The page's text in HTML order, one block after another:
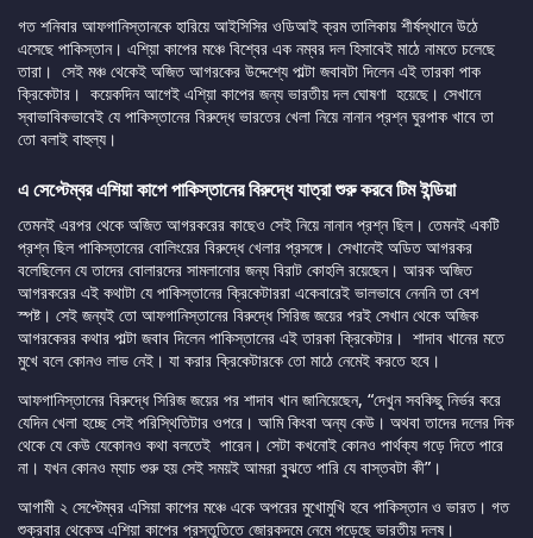
গত শনিবার আফগানিস্তানকে হারিয়ে আইসিসির ওডিআই ক্রম তালিকায় শীর্ষস্থানে উঠে
এসেছে পাকিস্তান। এশি্য়া কাপের মঞ্চে বিশ্বের এক নম্বর দল হিসাবেই মাঠে নামতে চলেছে
তারা। সেই মঞ্চ থেকেই অজিত আগরকের উদ্দেশ্যে পাল্টা জবাবটা দিলেন এই তারকা পাক
ক্রিকেটার। কয়েকদিন আগেই এশি্য়া কাপের জন্য ভারতীয় দল ঘোষণা হয়েছে। সেখানে
স্বাভাবিকভাবেই যে পাকিস্তানের বিরুদ্ধে ভারতের খেলা নিয়ে নানান প্রশ্ন ঘুরপাক খাবে তা
তো বলাই বাহুল্য।
এ সেপ্টেম্বর এশিয়া কাপে পাকিস্তানের বিরুদ্ধে যাত্রা শুরু করবে টিম ইন্ডিয়া
তেমনই এরপর থেকে অজিত আগরকরের কাছেও সেই নিয়ে নানান প্রশ্ন ছিল। তেমনই একটি
প্রশ্ন ছিল পাকিস্তানের বোলিংয়ের বিরুদ্ধে খেলার প্রসঙ্গে। সেখানেই অডিত আগরকর
বলেছিলেন যে তাদের বোলারদের সামলানোর জন্য বিরাট কোহলি রয়েছেন। আরক অজিত
আগরকরের এই কথাটা যে পাকিস্তানের ক্রিকেটাররা একেবারেই ভালভাবে নেননি তা বেশ
স্পষ্ট। সেই জন্যই তো আফগানিস্তানের বিরুদ্ধে সিরিজ জয়ের পরই সেখান থেকে অজিক
আগরকেরর কথার পাল্টা জবাব দিলেন পাকিস্তানের এই তারকা ক্রিকেটার। শাদাব খানের মতে
মুখে বলে কোনও লাভ নেই। যা করার ক্রিকেটারকে তো মাঠে নেমেই করতে হবে।
আফগানিস্তানের বিরুদ্ধে সিরিজ জয়ের পর শাদাব খান জানিয়েছেন, “দেখুন সবকিছু নির্ভর করে
যেদিন খেলা হচ্ছে সেই পরিস্থিতিটার ওপরে। আমি কিংবা অন্য কেউ। অথবা তাদের দলের দিক
থেকে যে কেউ যেকোনও কথা বলতেই পারেন। সেটা কখনোই কোনও পার্থক্য গড়ে দিতে পারে
না। যখন কোনও ম্যাচ শুরু হয় সেই সময়ই আমরা বুঝতে পারি যে বাস্তবটা কী”।
আগামী ২ সেপ্টেম্বর এসিয়া কাপের মঞ্চে একে অপরের মুখোমুখি হবে পাকিস্তান ও ভারত। গত
শুক্রবার থেকেঅ এশিয়া কাপের প্রস্তুতিতে জোরকদমে নেমে পড়েছে ভারতীয় দলষ।